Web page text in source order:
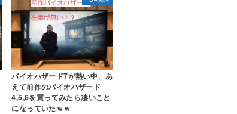
バイオハザード7が熱い中、あ
えて前作のバイオハザード
4,5,6を買ってみたら凄いこと
になっていたｗｗ